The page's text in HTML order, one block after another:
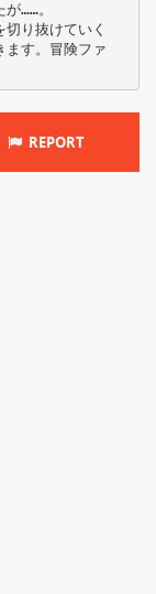
……。
り抜けていく
ます。冒険ファ
REPORT